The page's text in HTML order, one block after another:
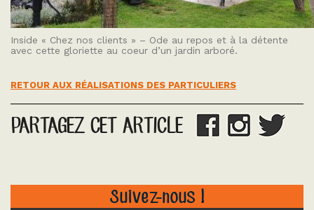
Inside « Chez nos clients » – Ode au repos et à la détente
avec cette gloriette au coeur d’un jardin arboré.
RETOUR AUX RÉALISATIONS DES PARTICULIERS
PARTAGEZ CET ARTICLE
Suivez-nous !